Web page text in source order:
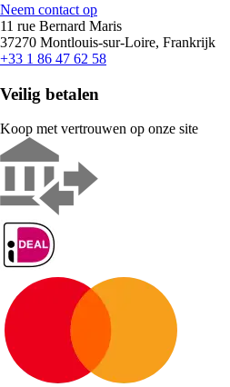
Neem contact op
11 rue Bernard Maris
37270 Montlouis-sur-Loire, Frankrijk
+33 1 86 47 62 58
Veilig betalen
Koop met vertrouwen op onze site